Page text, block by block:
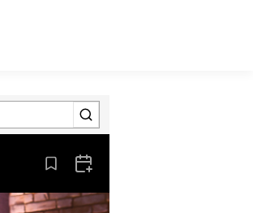
Aus den Lesezeichen entfernen
Zum Kalender hinzufügen